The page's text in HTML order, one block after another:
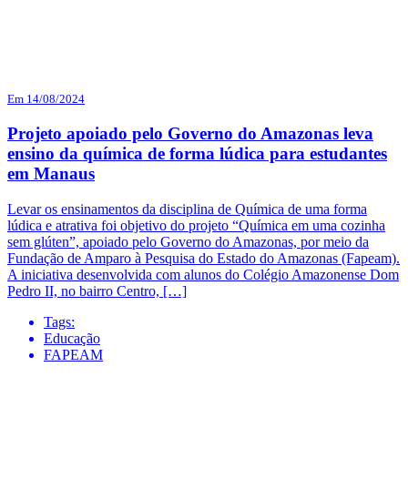
Em 14/08/2024
Projeto apoiado pelo Governo do Amazonas leva
ensino da química de forma lúdica para estudantes
em Manaus
Levar os ensinamentos da disciplina de Química de uma forma
lúdica e atrativa foi objetivo do projeto “Química em uma cozinha
sem glúten”, apoiado pelo Governo do Amazonas, por meio da
Fundação de Amparo à Pesquisa do Estado do Amazonas (Fapeam).
A iniciativa desenvolvida com alunos do Colégio Amazonense Dom
Pedro II, no bairro Centro, […]
Tags:
Educação
FAPEAM